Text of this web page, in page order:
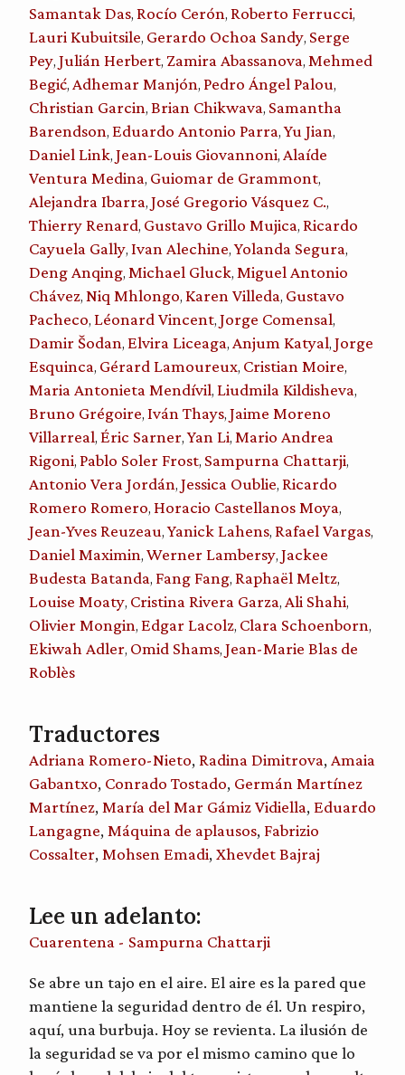
Samantak Das, Rocío Cerón, Roberto Ferrucci,
Lauri Kubuitsile, Gerardo Ochoa Sandy, Serge
Pey, Julián Herbert, Zamira Abassanova, Mehmed
Begić, Adhemar Manjón, Pedro Ángel Palou,
Christian Garcin, Brian Chikwava, Samantha
Barendson, Eduardo Antonio Parra,Yu Jian,
Daniel Link, Jean-Louis Giovannoni, Alaíde
Ventura Medina, Guiomar de Grammont,
Alejandra Ibarra, José Gregorio Vásquez C.,
Thierry Renard, Gustavo Grillo Mujica, Ricardo
Cayuela Gally, Ivan Alechine,Yolanda Segura,
Deng Anqing, Michael Gluck, Miguel Antonio
Chávez, Niq Mhlongo, Karen Villeda, Gustavo
Pacheco, Léonard Vincent, Jorge Comensal,
Damir Šodan, Elvira Liceaga, Anjum Katyal, Jorge
Esquinca, Gérard Lamoureux, Cristian Moire,
Maria Antonieta Mendívil, Liudmila Kildisheva,
Bruno Grégoire, Iván Thays, Jaime Moreno
Villarreal, Éric Sarner,Yan Li, Mario Andrea
Rigoni, Pablo Soler Frost, Sampurna Chattarji,
Antonio Vera Jordán, Jessica Oublie, Ricardo
Romero Romero, Horacio Castellanos Moya,
Jean-Yves Reuzeau,Yanick Lahens, Rafael Vargas,
Daniel Maximin, Werner Lambersy, Jackee
Budesta Batanda, Fang Fang, Raphaël Meltz,
Louise Moaty, Cristina Rivera Garza, Ali Shahi,
Olivier Mongin, Edgar Lacolz, Clara Schoenborn,
Ekiwah Adler, Omid Shams, Jean-Marie Blas de
Roblès
Traductores
Adriana Romero-Nieto, Radina Dimitrova, Amaia
Gabantxo, Conrado Tostado, Germán Martínez
Martínez, María del Mar Gámiz Vidiella, Eduardo
Langagne, Máquina de aplausos, Fabrizio
Cossalter, Mohsen Emadi, Xhevdet Bajraj
Lee un adelanto:
Cuarentena - Sampurna Chattarji
Se abre un tajo en el aire. El aire es la pared que
mantiene la seguridad dentro de él. Un respiro,
aquí, una burbuja. Hoy se revienta. La ilusión de
la seguridad se va por el mismo camino que lo